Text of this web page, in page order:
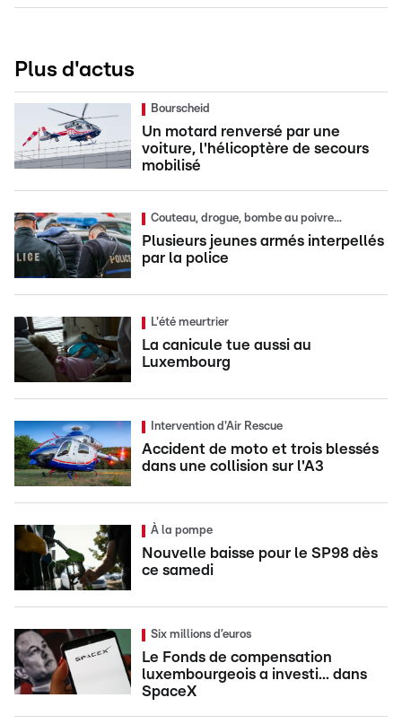
Plus d'actus
Bourscheid
Un motard renversé par une
voiture, l'hélicoptère de secours
mobilisé
Couteau, drogue, bombe au poivre...
Plusieurs jeunes armés interpellés
par la police
L'été meurtrier
La canicule tue aussi au
Luxembourg
Intervention d'Air Rescue
Accident de moto et trois blessés
dans une collision sur l'A3
À la pompe
Nouvelle baisse pour le SP98 dès
ce samedi
Six millions d’euros
Le Fonds de compensation
luxembourgeois a investi... dans
SpaceX